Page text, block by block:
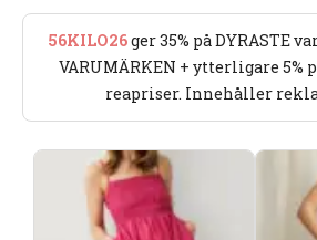
56KILO26ger 35% på DYRASTE
VARUMÄRKEN + ytterligare 5%
reapriser. Innehåller